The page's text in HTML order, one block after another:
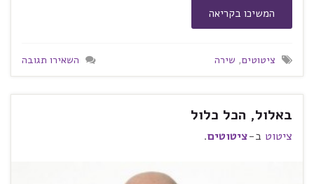
המשיכו בקריאה
ציטוטים, שירה השאירו תגובה
באלול, הכל כלול
ציטוט ב-ציטוטים.